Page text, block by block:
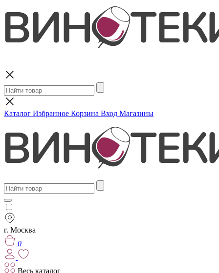
Каталог Избранное Корзина Вход Магазины
г. Москва
0
Весь каталог